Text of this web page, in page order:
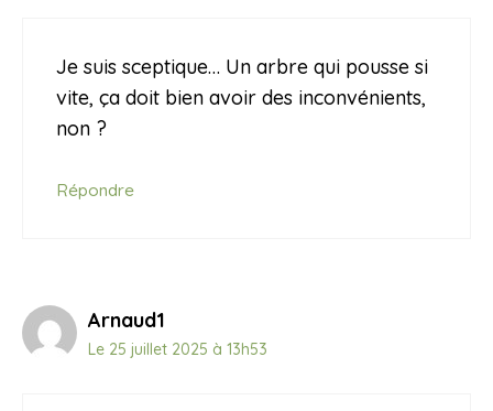
Je suis sceptique… Un arbre qui pousse si
vite, ça doit bien avoir des inconvénients,
non ?
Répondre
Arnaud1
Le 25 juillet 2025 à 13h53